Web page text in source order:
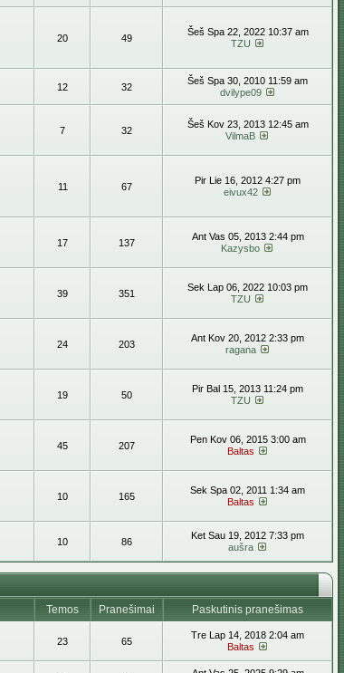
20 49
Šeš Spa 22, 2022 10:37 am
TZU
12 32
Šeš Spa 30, 2010 11:59 am
dvilype09
7 32
Šeš Kov 23, 2013 12:45 am
VilmaB
11 67
Pir Lie 16, 2012 4:27 pm
eivux42
17 137
Ant Vas 05, 2013 2:44 pm
Kazysbo
39 351
Sek Lap 06, 2022 10:03 pm
TZU
24 203
Ant Kov 20, 2012 2:33 pm
ragana
19 50
Pir Bal 15, 2013 11:24 pm
TZU
45 207
Pen Kov 06, 2015 3:00 am
Baltas
10 165
Sek Spa 02, 2011 1:34 am
Baltas
10 86
Ket Sau 19, 2012 7:33 pm
aušra
Temos Pranešimai
Paskutinis pranešimas
23 65
Tre Lap 14, 2018 2:04 am
Baltas